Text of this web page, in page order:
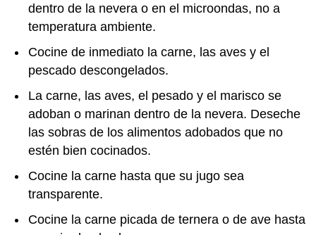
dentro de la nevera o en el microondas, no a
temperatura ambiente.
Cocine de inmediato la carne, las aves y el
pescado descongelados.
La carne, las aves, el pesado y el marisco se
adoban o marinan dentro de la nevera. Deseche
las sobras de los alimentos adobados que no
estén bien cocinados.
Cocine la carne hasta que su jugo sea
transparente.
Cocine la carne picada de ternera o de ave hasta